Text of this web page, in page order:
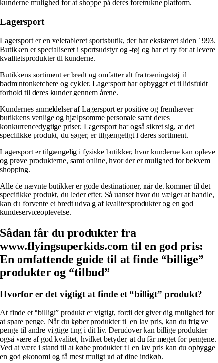
kunderne mulighed for at shoppe på deres foretrukne platform.
Lagersport
Lagersport er en veletableret sportsbutik, der har eksisteret siden 1993.
Butikken er specialiseret i sportsudstyr og -tøj og har et ry for at levere
kvalitetsprodukter til kunderne.
Butikkens sortiment er bredt og omfatter alt fra træningstøj til
badmintonketchere og cykler. Lagersport har opbygget et tillidsfuldt
forhold til deres kunder gennem årene.
Kundernes anmeldelser af Lagersport er positive og fremhæver
butikkens venlige og hjælpsomme personale samt deres
konkurrencedygtige priser. Lagersport har også sikret sig, at det
specifikke produkt, du søger, er tilgængeligt i deres sortiment.
Lagersport er tilgængelig i fysiske butikker, hvor kunderne kan opleve
og prøve produkterne, samt online, hvor der er mulighed for bekvem
shopping.
Alle de nævnte butikker er gode destinationer, når det kommer til det
specifikke produkt, du leder efter. Så uanset hvor du vælger at handle,
kan du forvente et bredt udvalg af kvalitetsprodukter og en god
kundeserviceoplevelse.
Sådan får du produkter fra
www.flyingsuperkids.com til en god pris:
En omfattende guide til at finde “billige”
produkter og “tilbud”
Hvorfor er det vigtigt at finde et “billigt” produkt?
At finde et “billigt” produkt er vigtigt, fordi det giver dig mulighed for
at spare penge. Når du køber produkter til en lav pris, kan du frigive
penge til andre vigtige ting i dit liv. Derudover kan billige produkter
også være af god kvalitet, hvilket betyder, at du får meget for pengene.
Ved at være i stand til at købe produkter til en lav pris kan du opbygge
en god økonomi og få mest muligt ud af dine indkøb.